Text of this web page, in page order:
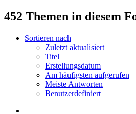
452 Themen in diesem
Sortieren nach
Zuletzt aktualisiert
Titel
Erstellungsdatum
Am häufigsten aufgerufen
Meiste Antworten
Benutzerdefiniert